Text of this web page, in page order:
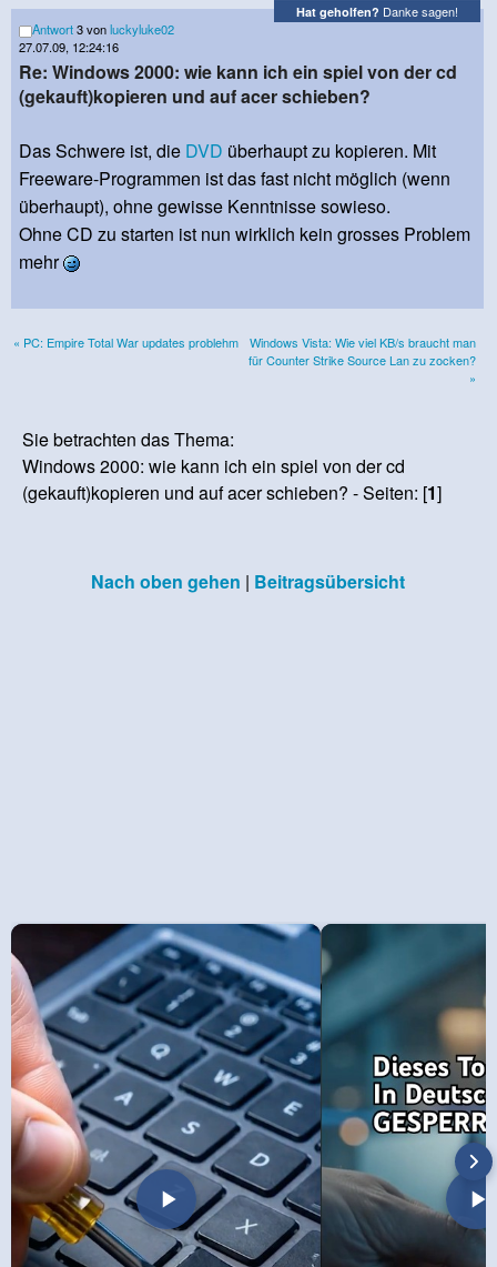
Hat geholfen? Danke sagen!
Antwort3 vonluckyluke02
27.07.09, 12:24:16
Re: Windows 2000: wie kann ich ein spiel von der cd
(gekauft)kopieren und auf acer schieben?
Das Schwere ist, die DVD überhaupt zu kopieren. Mit
Freeware-Programmen ist das fast nicht möglich (wenn
überhaupt), ohne gewisse Kenntnisse sowieso.
Ohne CD zu starten ist nun wirklich kein grosses Problem
mehr
« PC: Empire Total War updates problehm
Windows Vista: Wie viel KB/s braucht man
für Counter Strike Source Lan zu zocken?
»
Sie betrachten das Thema:
Windows 2000: wie kann ich ein spiel von der cd
(gekauft)kopieren und auf acer schieben? - Seiten: [1]
Nach oben gehen | Beitragsübersicht